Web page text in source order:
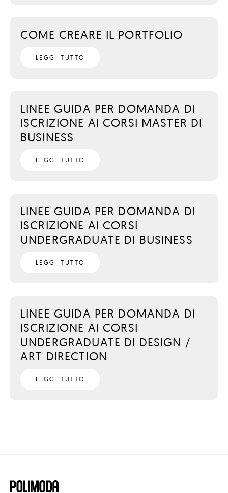
COME CREARE IL PORTFOLIO
LEGGI TUTTO
LINEE GUIDA PER DOMANDA DI
ISCRIZIONE AI CORSI MASTER DI
BUSINESS
LEGGI TUTTO
LINEE GUIDA PER DOMANDA DI
ISCRIZIONE AI CORSI
UNDERGRADUATE DI BUSINESS
LEGGI TUTTO
LINEE GUIDA PER DOMANDA DI
ISCRIZIONE AI CORSI
UNDERGRADUATE DI DESIGN /
ART DIRECTION
LEGGI TUTTO